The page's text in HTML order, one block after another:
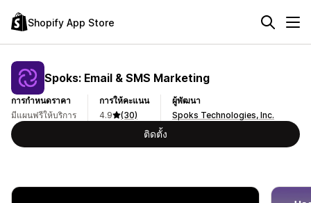
Shopify App Store
Spoks: Email & SMS Marketing
การกำหนดราคา
มีแผนฟรีให้บริการ
การให้คะแนน
4.9
(30)
ผู้พัฒนา
Spoks Technologies, Inc.
ติดตั้ง